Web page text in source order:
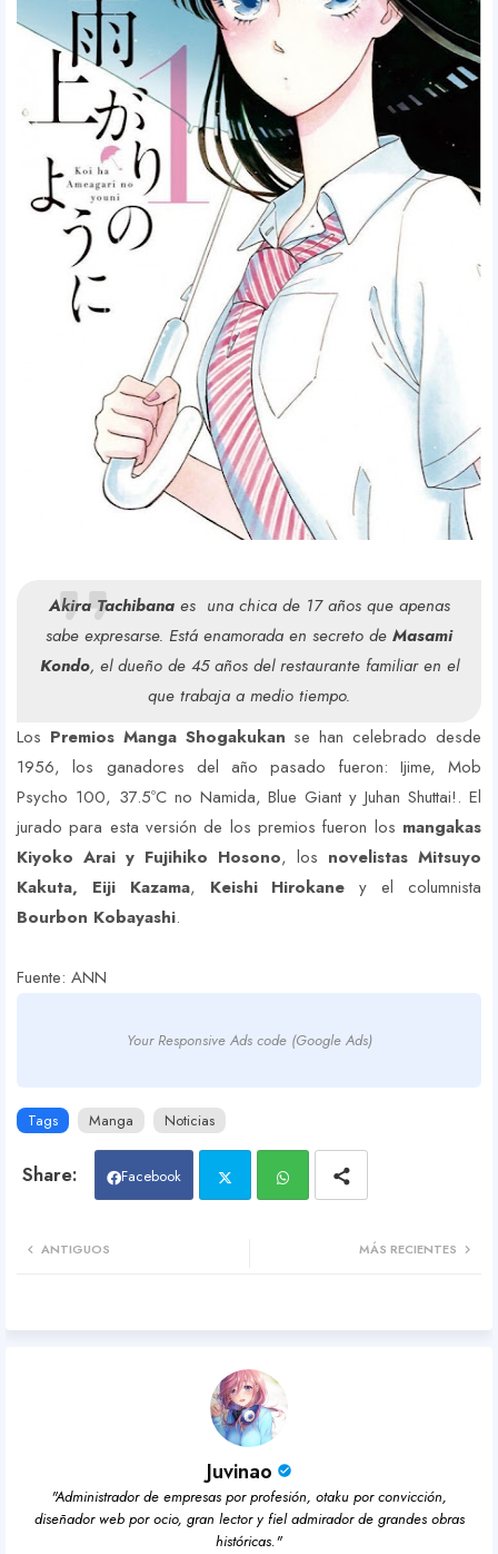
Akira Tachibanaes una chica de 17 años que apenas
sabe expresarse. Está enamorada en secreto de Masami
Kondo, el dueño de 45 años del restaurante familiar en el
que trabaja a medio tiempo.
Los Premios Manga Shogakukan se han celebrado desde
1956, los ganadores del año pasado fueron: Ijime, Mob
Psycho 100, 37.5ºC no Namida, Blue Giant y Juhan Shuttai!. El
jurado para esta versión de los premios fueron los mangakas
Kiyoko Arai y Fujihiko Hosono, los novelistas Mitsuyo
Kakuta, Eiji Kazama, Keishi Hirokane y el columnista
Bourbon Kobayashi.
Fuente: ANN
Your Responsive Ads code (Google Ads)
Tags Manga Noticias
Facebook
pp
MÁS RECIENTES
ANTIGUOS
Juvinao
"Administrador de empresas por profesión, otaku por convicción,
diseñador web por ocio, gran lector y fiel admirador de grandes obras
históricas."